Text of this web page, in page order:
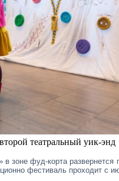
театральный уик-энд
зоне фуд-корта
фестиваль проходит с